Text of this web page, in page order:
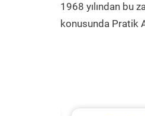
1968 yılından bu
konusunda Pratik